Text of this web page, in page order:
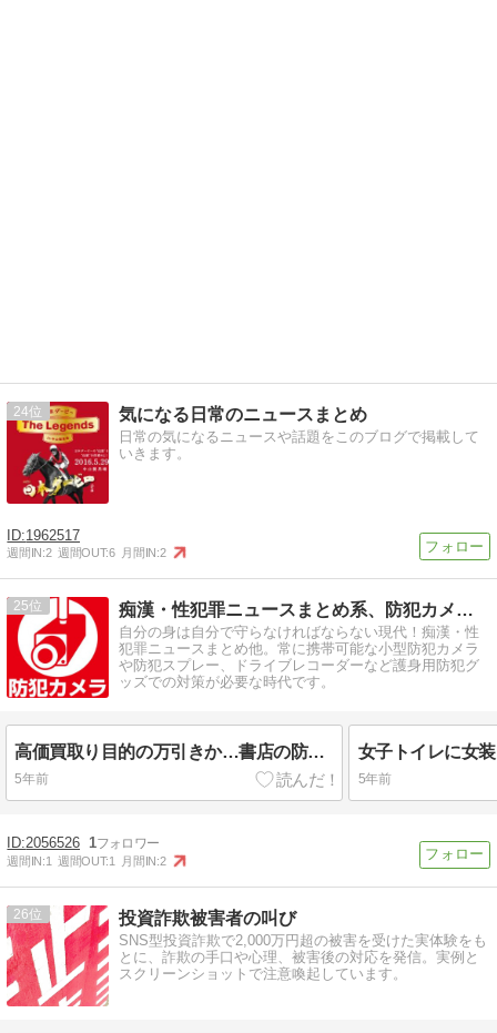
24 気になる日常のニュースまとめ
日常の気になるニュースや話題をこのブログで掲載して
いきます。
1962517
週間IN:2 週間OUT:6 月間IN:2
25 痴漢・性犯罪ニュースまとめ系、防犯カメラ＆防犯グッズ
自分の身は自分で守らなければならない現代！痴漢・性
犯罪ニュースまとめ他。常に携帯可能な小型防犯カメラ
や防犯スプレー、ドライブレコーダーなど護身用防犯グ
ッズでの対策が必要な時代です。
高価買取り目的の万引きか…書店の防犯カメラで逮捕
5年前 5年前
2056526 1
週間IN:1 週間OUT:1 月間IN:2
26 投資詐欺被害者の叫び
SNS型投資詐欺で2,000万円超の被害を受けた実体験をも
とに、詐欺の手口や心理、被害後の対応を発信。実例と
スクリーンショットで注意喚起しています。